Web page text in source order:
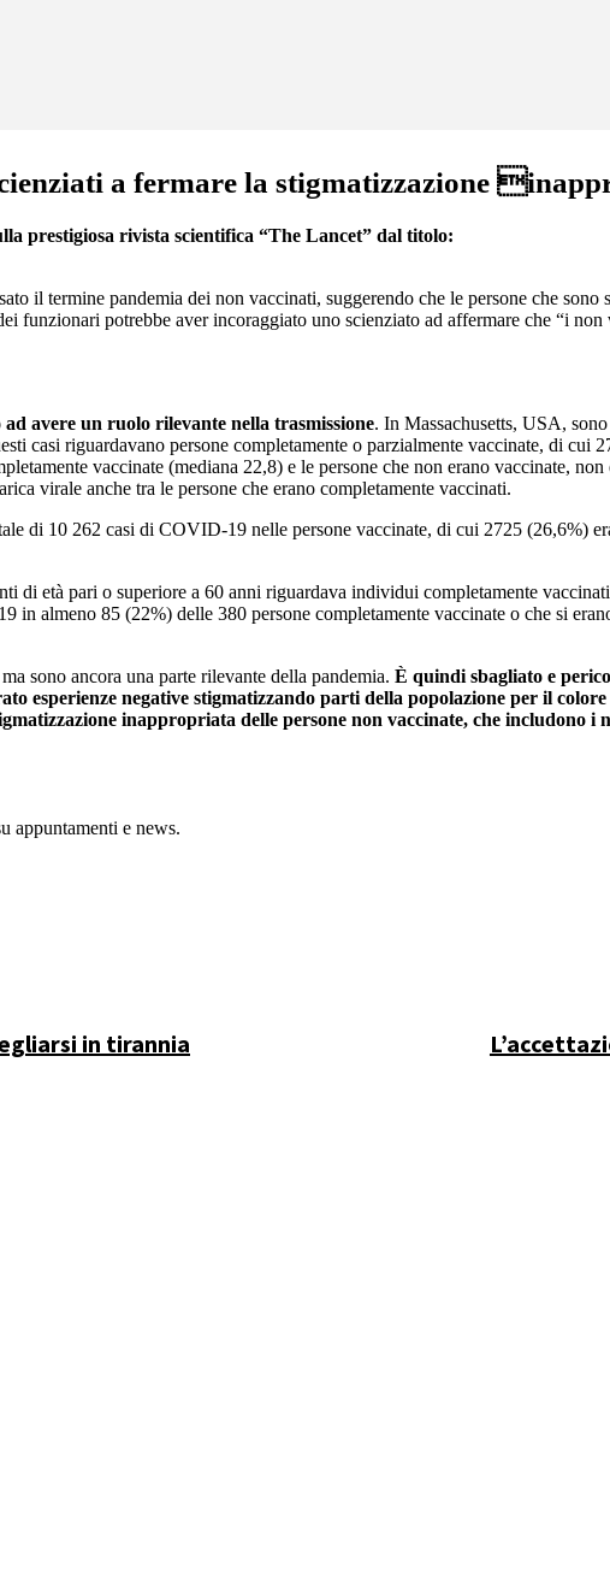
a fermare la stigmatizzazione
prestigiosa rivista scientifica “The Lancet” dal titolo:
il termine pandemia dei non vaccinati, suggerendo che le persone che sono
funzionari potrebbe aver incoraggiato uno scienziato ad affermare che “i
avere un ruolo rilevante nella trasmissione. In Massachusetts, USA,
casi riguardavano persone completamente o parzialmente vaccinate, di cui
vaccinate (mediana 22,8) e le persone che non erano vaccinate,
virale anche tra le persone che erano completamente vaccinati.
di 10 262 casi di COVID-19 nelle persone vaccinate, di cui 2725 (26,6%)
età pari o superiore a 60 anni riguardava individui completamente vaccinati
almeno 85 (22%) delle 380 persone completamente vaccinate o che si
sono ancora una parte rilevante della pandemia. È quindi sbagliato e
esperienze negative stigmatizzando parti della popolazione per il
inappropriata delle persone non vaccinate, che includono i
appuntamenti e news.
in tirannia